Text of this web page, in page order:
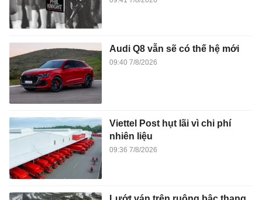
Audi Q8 vẫn sẽ có thế hệ mới
09:40 7/8/2026
Viettel Post hụt lãi vì chi phí
nhiên liệu
09:36 7/8/2026